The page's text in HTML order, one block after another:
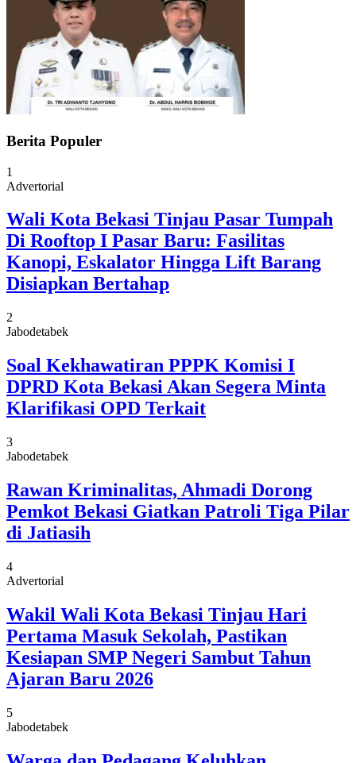
Berita Populer
1
Advertorial
Wali Kota Bekasi Tinjau Pasar Tumpah
Di Rooftop I Pasar Baru: Fasilitas
Kanopi, Eskalator Hingga Lift Barang
Disiapkan Bertahap
2
Jabodetabek
Soal Kekhawatiran PPPK Komisi I
DPRD Kota Bekasi Akan Segera Minta
Klarifikasi OPD Terkait
3
Jabodetabek
Rawan Kriminalitas, Ahmadi Dorong
Pemkot Bekasi Giatkan Patroli Tiga Pilar
di Jatiasih
4
Advertorial
Wakil Wali Kota Bekasi Tinjau Hari
Pertama Masuk Sekolah, Pastikan
Kesiapan SMP Negeri Sambut Tahun
Ajaran Baru 2026
5
Jabodetabek